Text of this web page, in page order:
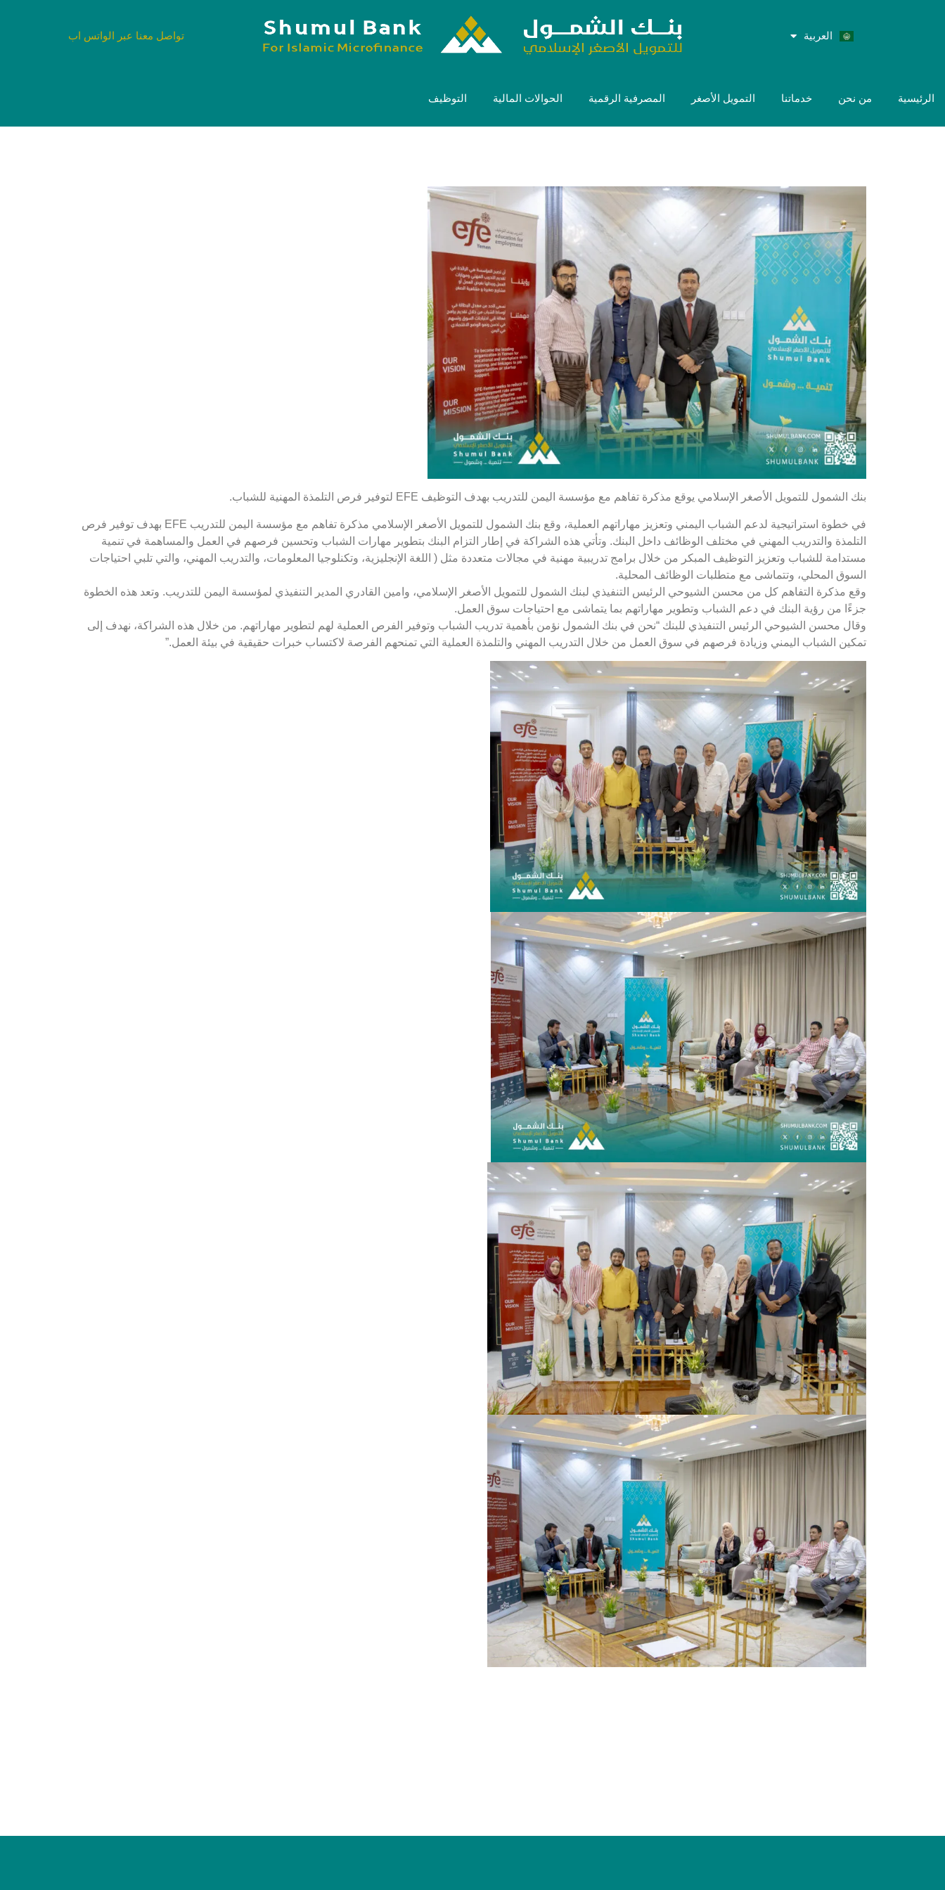
العربية
English تواصل معنا عبر الواتس اب
الرئيسية من نحن خدماتنا التمويل الأصغر المصرفية الرقمية الحوالات المالية التوظيف
بنك الشمول للتمويل الأصغر الإسلامي يوقع مذكرة تفاهم مع مؤسسة اليمن للتدريب بهدف التوظيف EFE لتوفير فرص التلمذة المهنية للشباب.
في خطوة استراتيجية لدعم الشباب اليمني وتعزيز مهاراتهم العملية، وقع بنك الشمول للتمويل الأصغر الإسلامي مذكرة تفاهم مع مؤسسة اليمن للتدريب EFE بهدف توفير فرص
التلمذة والتدريب المهني في مختلف الوظائف داخل البنك. وتأتي هذه الشراكة في إطار التزام البنك بتطوير مهارات الشباب وتحسين فرصهم في العمل والمساهمة في تنمية
مستدامة للشباب وتعزيز التوظيف المبكر من خلال برامج تدريبية مهنية في مجالات متعددة مثل ( اللغة الإنجليزية، وتكنلوجيا المعلومات، والتدريب المهني، والتي تلبي احتياجات
السوق المحلي، وتتماشى مع متطلبات الوظائف المحلية.
وقع مذكرة التفاهم كل من محسن الشيوحي الرئيس التنفيذي لبنك الشمول للتمويل الأصغر الإسلامي، وامين القادري المدير التنفيذي لمؤسسة اليمن للتدريب. وتعد هذه الخطوة
جزءًا من رؤية البنك في دعم الشباب وتطوير مهاراتهم بما يتماشى مع احتياجات سوق العمل.
وقال محسن الشيوحي الرئيس التنفيذي للبنك “نحن في بنك الشمول نؤمن بأهمية تدريب الشباب وتوفير الفرص العملية لهم لتطوير مهاراتهم. من خلال هذه الشراكة، نهدف إلى
تمكين الشباب اليمني وزيادة فرصهم في سوق العمل من خلال التدريب المهني والتلمذة العملية التي تمنحهم الفرصة لاكتساب خبرات حقيقية في بيئة العمل.”